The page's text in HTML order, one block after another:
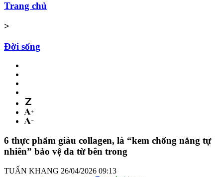
Trang chủ
>
Đời sống
6 thực phẩm giàu collagen, là “kem chống nắng tự
nhiên” bảo vệ da từ bên trong
TUẤN KHANG 26/04/2026 09:13